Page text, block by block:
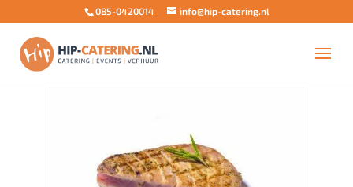
085-0420014 info@hip-catering.nl
Home/Barbecue aanvulling